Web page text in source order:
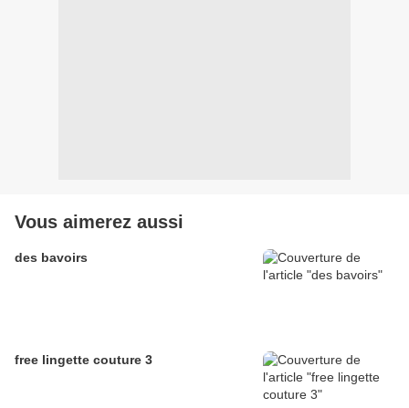
Vous aimerez aussi
des bavoirs
free lingette couture 3